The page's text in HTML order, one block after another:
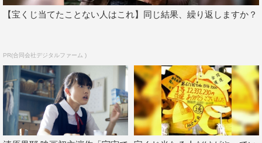
【宝くじ当てたことない人はこれ】同じ結果、繰り返しますか？
PR(合同会社デジタルファーム )